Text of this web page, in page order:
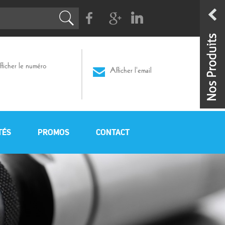
Facebook
G+ Linkedin
le numéro
Afficher l'email
PROMOS CONTACT